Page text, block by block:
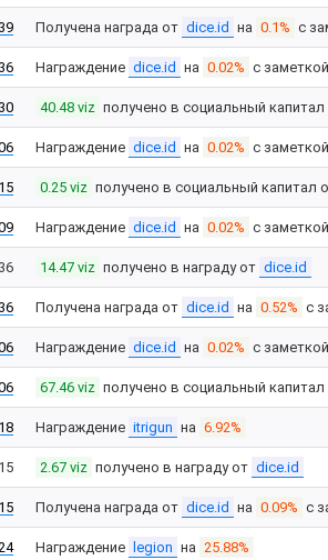
Получена награда от dice.id на 0.1% с
Награждение dice.id на 0.02% с
40.48 viz получено в социальный
Награждение dice.id на 0.02% с
0.25 viz получено в социальный капитал
Награждение dice.id на 0.02% с
14.47 viz получено в награду от dice.id
Получена награда от dice.id на 0.52% с
Награждение dice.id на 0.02% с
67.46 viz получено в социальный
Награждение itrigun на 6.92%
2.67 viz получено в награду от dice.id
Получена награда от dice.id на 0.09% с
Награждение legion на 25.88%